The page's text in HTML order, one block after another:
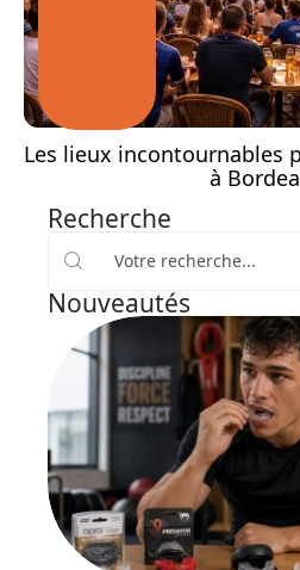
Les lieux incontournables
à
Recherche
Nouveautés